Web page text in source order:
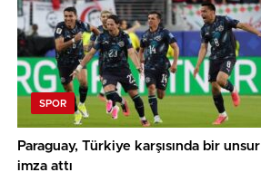
SPOR
Paraguay, Türkiye karşısında bir unsur
imza attı